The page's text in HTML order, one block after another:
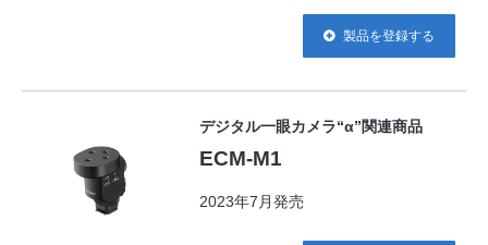
製品を登録する
デジタル一眼カメラ“α”関連商品
ECM-M1
2023年7月発売